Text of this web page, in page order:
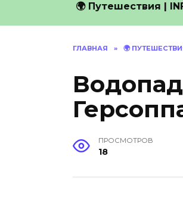
🌍 Путешествия |
ГЛАВНАЯ » 🌍
ПРОСМОТРОВ
18